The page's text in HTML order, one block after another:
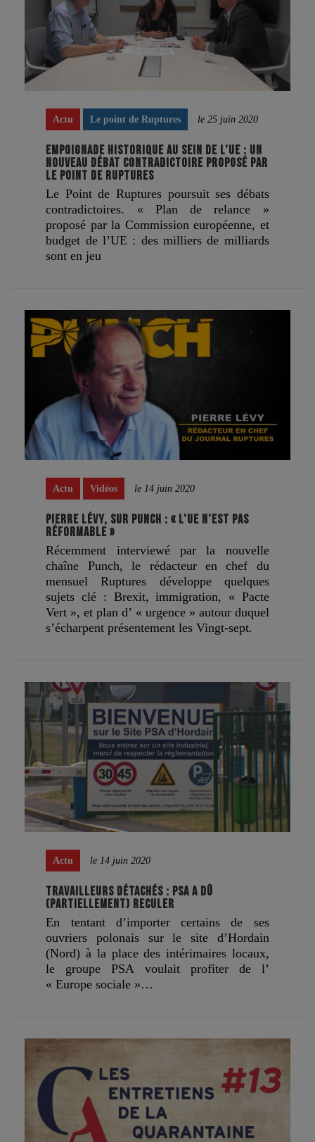
Actu Le point de Ruptures le 25 juin 2020
EMPOIGNADE HISTORIQUE AU SEIN DE L’UE : UN
NOUVEAU DÉBAT CONTRADICTOIRE PROPOSÉ PAR
LE POINT DE RUPTURES
Le Point de Ruptures poursuit ses débats
contradictoires. « Plan de relance »
proposé par la Commission européenne, et
budget de l’UE : des milliers de milliards
sont en jeu
Actu Vidéos le 14 juin 2020
PIERRE LÉVY, SUR PUNCH : « L’UE N’EST PAS
RÉFORMABLE »
Récemment interviewé par la nouvelle
chaîne Punch, le rédacteur en chef du
mensuel Ruptures développe quelques
sujets clé : Brexit, immigration, « Pacte
Vert », et plan d’ « urgence » autour duquel
s’écharpent présentement les Vingt-sept.
Actu le 14 juin 2020
TRAVAILLEURS DÉTACHÉS : PSA A DÛ
(PARTIELLEMENT) RECULER
En tentant d’importer certains de ses
ouvriers polonais sur le site d’Hordain
(Nord) à la place des intérimaires locaux,
le groupe PSA voulait profiter de l’
« Europe sociale »…